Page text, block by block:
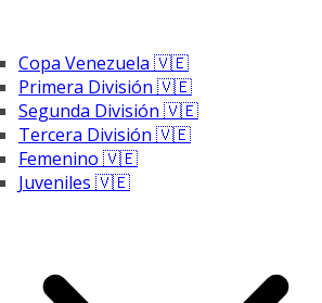
Copa Venezuela 🇻🇪
Primera División 🇻🇪
Segunda División 🇻🇪
Tercera División 🇻🇪
Femenino 🇻🇪
Juveniles 🇻🇪